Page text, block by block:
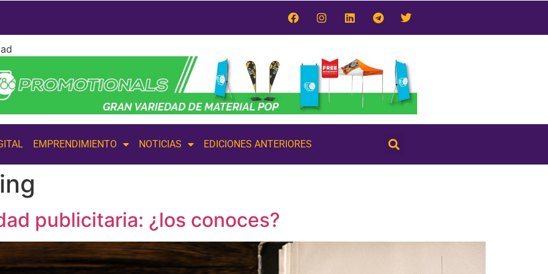
EMPRENDIMIENTO NOTICIAS EDICIONES ANTERIORES
publicitaria: ¿los conoces?